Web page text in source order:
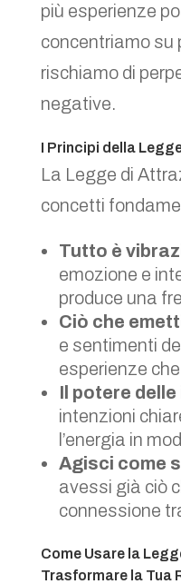
più esperienze
concentriamo su
rischiamo di
negative.
I Principi della
La Legge di
concetti
Tutto è
emozione e
produce una
Ciò che
e sentimenti
esperienze
Il potere
intenzioni
l’energia in
Agisci come
avessi già ciò
connessione
Come Usare la
Trasformare la Tua